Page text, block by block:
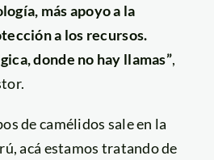
más apoyo a la
a los recursos.
donde no hay llamas”,
de camélidos sale en la
acá estamos tratando de